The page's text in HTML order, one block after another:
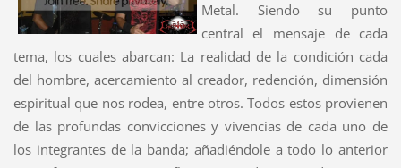
Metal. Siendo su punto
central el mensaje de cada
tema, los cuales abarcan: La realidad de la condición cada
del hombre, acercamiento al creador, redención, dimensión
espiritual que nos rodea, entre otros. Todos estos provienen
de las profundas convicciones y vivencias de cada uno de
los integrantes de la banda; añadiéndole a todo lo anterior